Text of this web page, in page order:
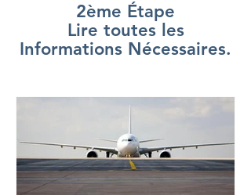
2ème Étape
Lire toutes les
Informations Nécessaires.